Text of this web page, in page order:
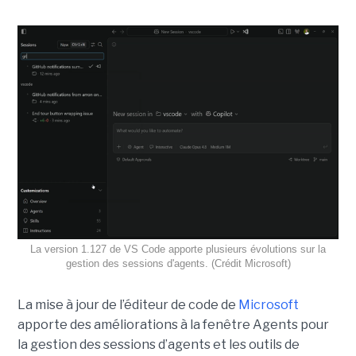
La version 1.127 de VS Code apporte plusieurs évolutions sur la
gestion des sessions d'agents. (Crédit Microsoft)
La mise à jour de l’éditeur de code de Microsoft
apporte des améliorations à la fenêtre Agents pour
la gestion des sessions d’agents et les outils de